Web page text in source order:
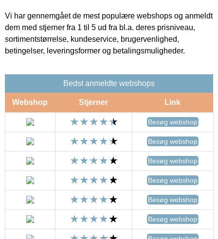
Vi har gennemgået de mest populære webshops og anmeldt
dem med stjerner fra 1 til 5 ud fra bl.a. deres prisniveau,
sortimentstørrelse, kundeservice, brugervenlighed,
betingelser, leveringsformer og betalingsmuligheder.
Bedst anmeldte webshops
Webshop Stjerner Link
Besøg webshop
Besøg webshop
Besøg webshop
Besøg webshop
Besøg webshop
Besøg webshop